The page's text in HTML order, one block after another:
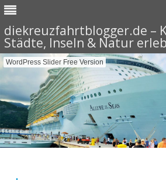
diekreuzfahrtblogger.de –
Städte, Inseln & Natur
WordPress Slider Free Version